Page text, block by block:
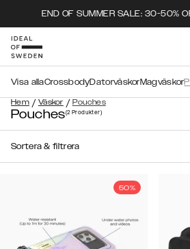
END OF SUMMER SALE: 30-50%
Hem / Väskor / Pouches
Visa allaCrossbodyDatorväskorMagväskor
Pouches(2Produkter)
Sortera & filtrera
50%